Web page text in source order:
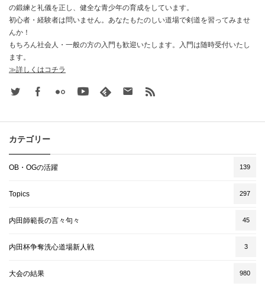
の鍛練と礼儀を正し、健全な青少年の育成をしています。
初心者・経験者は問いません。あなたもたのしい道場で剣道を習ってみませ
んか！
もちろん社会人・一般の方の入門も歓迎いたします。入門は随時受付いたし
ます。
≫詳しくはコチラ
Twitter FacebookFlickr Youtube feedly Contact
カテゴリー
OB・OGの活躍 139
Topics 297
内田師範長の言々句々 45
内田杯争奪洗心道場新人戦 3
大会の結果 980